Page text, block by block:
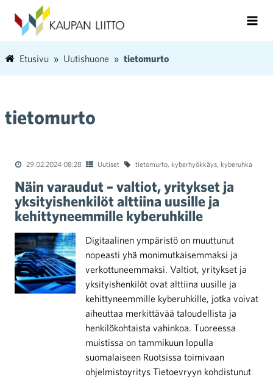
Etusivu Uutishuone tietomurto
tietomurto
29.02.2024 08:28 Uutiset tietomurto, kyberhyökkäys, kyberuhka
Näin varaudut – valtiot, yritykset ja
yksityishenkilöt alttiina uusille ja
kehittyneemmille kyberuhkille
Digitaalinen ympäristö on muuttunut
nopeasti yhä monimutkaisemmaksi ja
verkottuneemmaksi. Valtiot, yritykset ja
yksityishenkilöt ovat alttiina uusille ja
kehittyneemmille kyberuhkille, jotka voivat
aiheuttaa merkittävää taloudellista ja
henkilökohtaista vahinkoa. Tuoreessa
muistissa on tammikuun lopulla
suomalaiseen Ruotsissa toimivaan
ohjelmistoyritys Tietoevryyn kohdistunut